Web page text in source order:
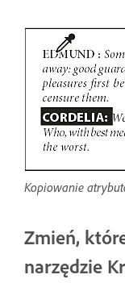
Kopiowanie
Zmień,
narzędzie